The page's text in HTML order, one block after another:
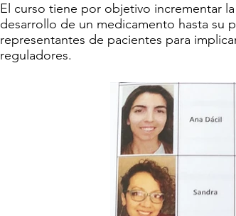
El curso tiene por objetivo incrementar
desarrollo de un medicamento hasta su
representantes de pacientes para
reguladores.